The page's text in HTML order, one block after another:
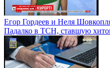
Егор Гордеев и Неля
Падалко в ТСН, ставшую